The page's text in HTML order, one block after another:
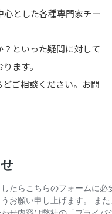
とした各種専門家チー
といった疑問に対して
ます。
ご相談ください。お問